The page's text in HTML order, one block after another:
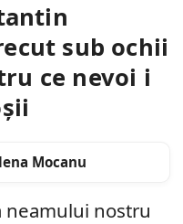
sub ochii
ce nevoi i
Mocanu
neamului nostru